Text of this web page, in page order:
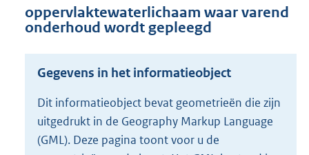
n
s
o
t
t
e
:
oppervlaktewaterlichaam waar varend
onderhoud wordt gepleegd
Gegevens in het informatieobject
Dit informatieobject bevat geometrieën die zijn
uitgedrukt in de Geography Markup Language
(GML). Deze pagina toont voor u de